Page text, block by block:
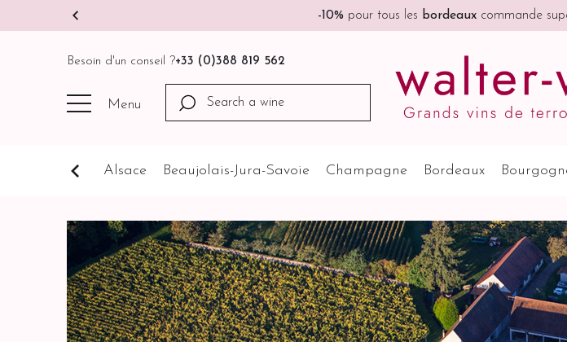
🚚🚚Port offertà partir de 200€
Besoin d'un conseil ?+33 (0)388 819 562
Menu
Alsace Beaujolais-Jura-Savoie Champagne Bordeaux